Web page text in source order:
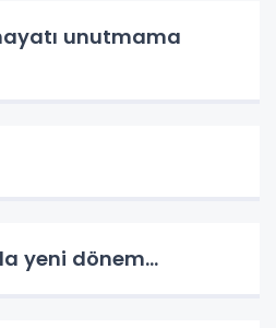
unutmama
yeni dönem…